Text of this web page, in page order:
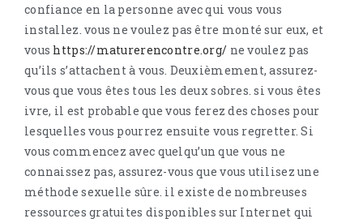
confiance en la personne avec qui vous vous
installez. vous ne voulez pas être monté sur eux, et
vous https://maturerencontre.org/ ne voulez pas
qu’ils s’attachent à vous. Deuxièmement, assurez-
vous que vous êtes tous les deux sobres. si vous êtes
ivre, il est probable que vous ferez des choses pour
lesquelles vous pourrez ensuite vous regretter. Si
vous commencez avec quelqu’un que vous ne
connaissez pas, assurez-vous que vous utilisez une
méthode sexuelle sûre. il existe de nombreuses
ressources gratuites disponibles sur Internet qui